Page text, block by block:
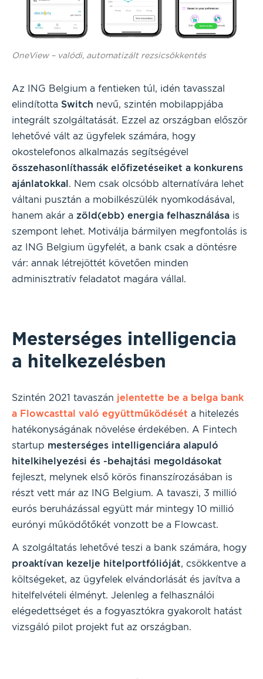
OneView – valódi, automatizált rezsicsökkentés
Az ING Belgium a fentieken túl, idén tavasszal
elindította Switch nevű, szintén mobilappjába
integrált szolgáltatását. Ezzel az országban először
lehetővé vált az ügyfelek számára, hogy
okostelefonos alkalmazás segítségével
összehasonlíthassák előfizetéseiket a konkurens
ajánlatokkal. Nem csak olcsóbb alternatívára lehet
váltani pusztán a mobilkészülék nyomkodásával,
hanem akár a zöld(ebb) energia felhasználása is
szempont lehet. Motiválja bármilyen megfontolás is
az ING Belgium ügyfelét, a bank csak a döntésre
vár: annak létrejöttét követően minden
adminisztratív feladatot magára vállal.
Mesterséges intelligencia
a hitelkezelésben
Szintén 2021 tavaszán jelentette be a belga bank
a Flowcasttal való együttműködését a hitelezés
hatékonyságának növelése érdekében. A Fintech
startup mesterséges intelligenciára alapuló
hitelkihelyezési és -behajtási megoldásokat
fejleszt, melynek első körös finanszírozásában is
részt vett már az ING Belgium. A tavaszi, 3 millió
eurós beruházással együtt már mintegy 10 millió
eurónyi működőtőkét vonzott be a Flowcast.
A szolgáltatás lehetővé teszi a bank számára, hogy
proaktívan kezelje hitelportfólióját, csökkentve a
költségeket, az ügyfelek elvándorlását és javítva a
hitelfelvételi élményt. Jelenleg a felhasználói
elégedettséget és a fogyasztókra gyakorolt hatást
vizsgáló pilot projekt fut az országban.